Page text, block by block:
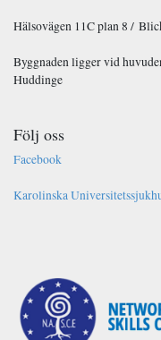
Hälsovägen 11C plan 8 /
Byggnaden ligger vid
Huddinge
Följ oss
Facebook
Karolinska